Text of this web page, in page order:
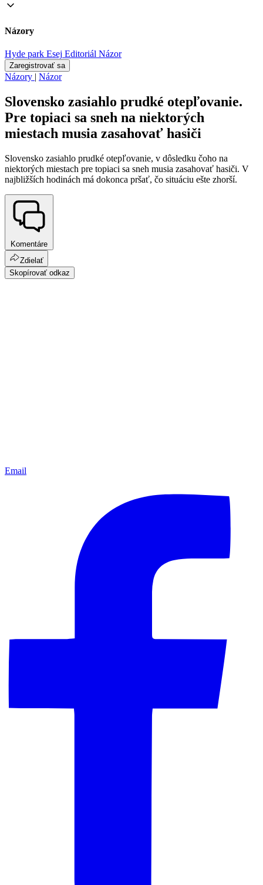
Názory
Hyde park Esej Editoriál Názor
Zaregistrovať sa
Názory | Názor
Slovensko zasiahlo prudké otepľovanie.
Pre topiaci sa sneh na niektorých
miestach musia zasahovať hasiči
Slovensko zasiahlo prudké otepľovanie, v dôsledku čoho na
niektorých miestach pre topiaci sa sneh musia zasahovať hasiči. V
najbližších hodinách má dokonca pršať, čo situáciu ešte zhorší.
Komentáre
Zdielať
Skopírovať odkaz
Email